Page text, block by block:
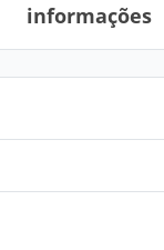
informações